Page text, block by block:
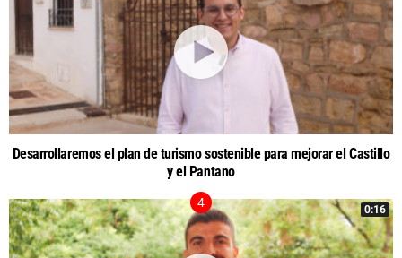
Desarrollaremos el plan de turismo sostenible para mejorar el Castillo
y el Pantano
0:16